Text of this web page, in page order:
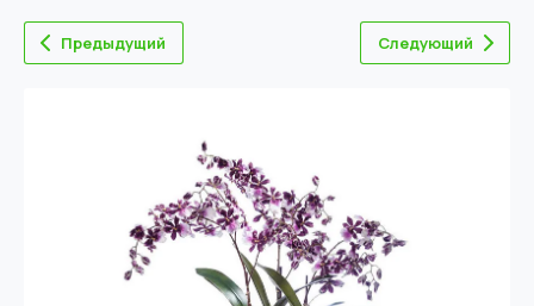
Предыдущий Следующий